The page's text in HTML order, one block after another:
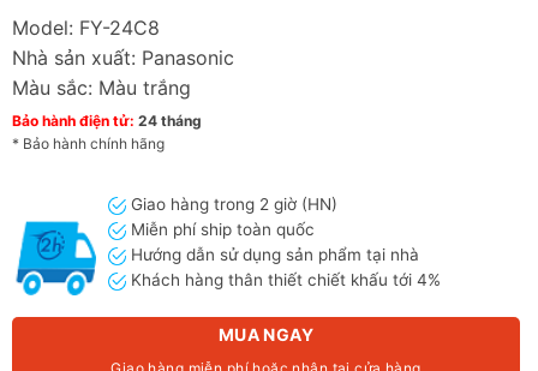
Model: FY-24C8
Nhà sản xuất: Panasonic
Màu sắc: Màu trắng
Bảo hành điện tử: 24 tháng
* Bảo hành chính hãng
Giao hàng trong 2 giờ (HN)
Miễn phí ship toàn quốc
Hướng dẫn sử dụng sản phẩm tại nhà
Khách hàng thân thiết chiết khấu tới 4%
MUA NGAY